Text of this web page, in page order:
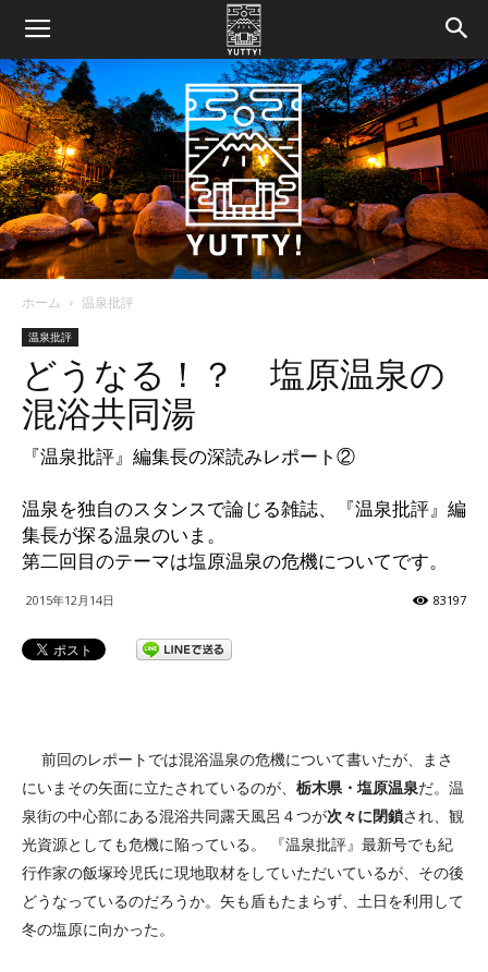
ッ
ホーム 温泉批評
温泉批評
どうなる！？ 塩原温泉の
混浴共同湯
『温泉批評』編集長の深読みレポート②
温泉を独自のスタンスで論じる雑誌、『温泉批評』編
集長が探る温泉のいま。
第二回目のテーマは塩原温泉の危機についてです。
2015年12月14日 83197
前回のレポートでは混浴温泉の危機について書いたが、まさ
にいまその矢面に立たされているのが、 栃木県・塩原温泉だ。温
泉街の中心部にある混浴共同露天風呂４つが次々に閉鎖され、観
光資源としても危機に陥っている。 『温泉批評』最新号でも紀
行作家の飯塚玲児氏に現地取材をしていただいているが、その後
どうなっているのだろうか。矢も盾もたまらず、土日を利用して
冬の塩原に向かった。